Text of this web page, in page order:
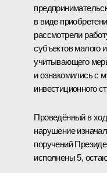
в виде
рассмотрели
субъектов малого
учитывающего
и ознакомились с
инвестиционного
Проведённый в
нарушение
поручений
исполнены 5,